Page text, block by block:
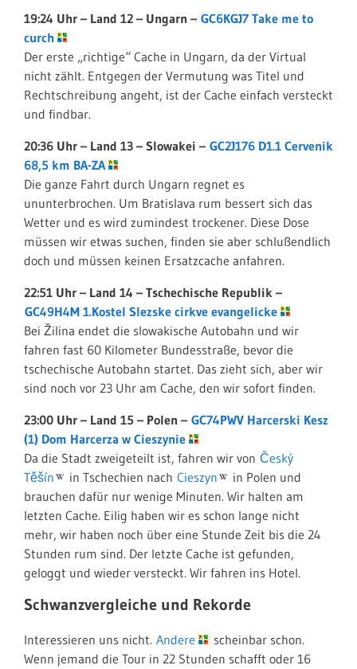
19:24 Uhr – Land 12 – Ungarn – GC6KGJ7 Take me to
curch
Der erste „richtige“ Cache in Ungarn, da der Virtual
nicht zählt. Entgegen der Vermutung was Titel und
Rechtschreibung angeht, ist der Cache einfach versteckt
und findbar.
20:36 Uhr – Land 13 – Slowakei – GC2J176 D1.1 Cervenik
68,5 km BA-ZA
Die ganze Fahrt durch Ungarn regnet es
ununterbrochen. Um Bratislava rum bessert sich das
Wetter und es wird zumindest trockener. Diese Dose
müssen wir etwas suchen, finden sie aber schlußendlich
doch und müssen keinen Ersatzcache anfahren.
22:51 Uhr – Land 14 – Tschechische Republik –
GC49H4M 1.Kostel Slezske cirkve evangelicke
Bei Žilina endet die slowakische Autobahn und wir
fahren fast 60 Kilometer Bundesstraße, bevor die
tschechische Autobahn startet. Das zieht sich, aber wir
sind noch vor 23 Uhr am Cache, den wir sofort finden.
23:00 Uhr – Land 15 – Polen – GC74PWV Harcerski Kesz
(1) Dom Harcerza w Cieszynie
Da die Stadt zweigeteilt ist, fahren wir von Český
Těšín
in Tschechien nach Cieszyn
in Polen und
brauchen dafür nur wenige Minuten. Wir halten am
letzten Cache. Eilig haben wir es schon lange nicht
mehr, wir haben noch über eine Stunde Zeit bis die 24
Stunden rum sind. Der letzte Cache ist gefunden,
geloggt und wieder versteckt. Wir fahren ins Hotel.
Schwanzvergleiche und Rekorde
Interessieren uns nicht. Andere
scheinbar schon.
Wenn jemand die Tour in 22 Stunden schafft oder 16